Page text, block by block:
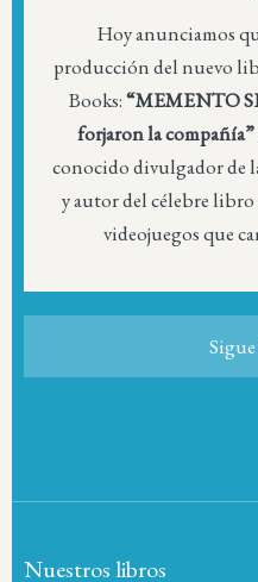
Hoy anunciamos
producción del nuevo
Books:“MEMENTO
forjaron la compañía”
conocido divulgador de
y autor del célebre libro
videojuegos que
Nuestros libros